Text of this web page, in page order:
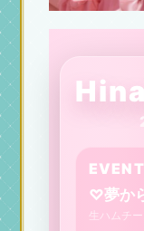
♡夢か
生ハムチ